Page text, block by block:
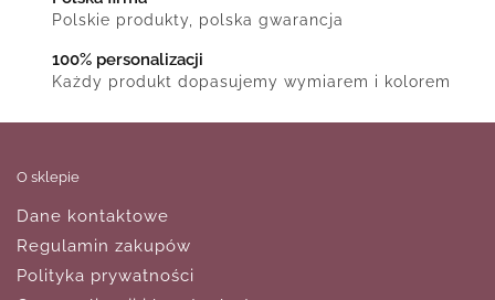
Polskie produkty, polska gwarancja
100% personalizacji
Każdy produkt dopasujemy wymiarem i kolorem
O sklepie
Dane kontaktowe
Regulamin zakupów
Polityka prywatności